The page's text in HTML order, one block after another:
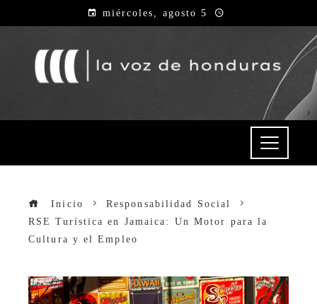
miércoles, agosto 5
Inicio
Responsabilidad Social
RSE Turística en Jamaica: Un Motor para la
Cultura y el Empleo